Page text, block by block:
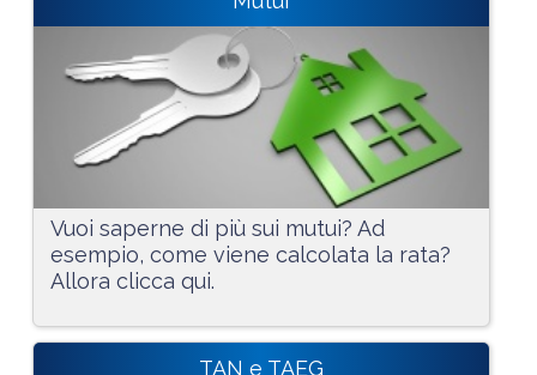
Vuoi saperne di più sui mutui? Ad
esempio, come viene calcolata la rata?
Allora clicca qui.
TAN e TAEG